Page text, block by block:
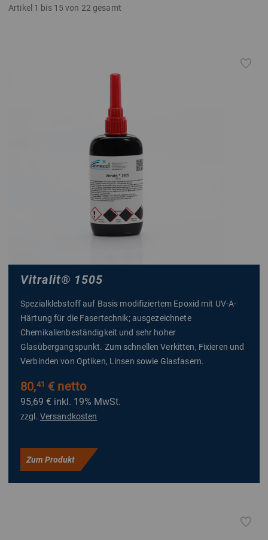
Artikel 1 bis 15 von 22 gesamt
Vitralit® 1505
Spezialklebstoff auf Basis modifiziertem Epoxid mit UV-A-
Härtung für die Fasertechnik; ausgezeichnete
Chemikalienbeständigkeit und sehr hoher
Glasübergangspunkt. Zum schnellen Verkitten, Fixieren und
Verbinden von Optiken, Linsen sowie Glasfasern.
80,41 € netto
95,69 € inkl. 19% MwSt.
zzgl. Versandkosten
Zum Produkt